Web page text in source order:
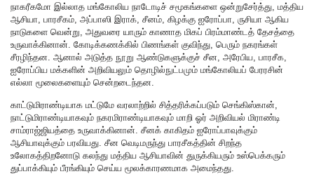
நாகரீகமோ இல்லாத மங்கோலிய நாடோடிச் சமூகங்களை ஒன்றுசேர்த்து, மத்திய
ஆசியா, பாரசீகம், அப்பாஸி இராக், சீனம், கிழக்கு ஐரோப்பா, ருசியா ஆகிய
நாடுகளை வென்று, அதுவரை யாரும் காணாத மிகப் பிரம்மாண்டத் தேசத்தை
உருவாக்கினான். கோடிக்கணக்கில் பிணங்கள் குவிந்து, பெரும் நகரங்கள்
சீரழிந்தன. ஆனால் அடுத்த நூறு ஆண்டுகளுக்குச் சீன, அரேபிய, பாரசீக,
ஐரோப்பிய மக்களின் அறிவியலும் தொழில்நுட்பமும் மங்கோலியப் பேரரசின்
எல்லா மூலைகளையும் சென்றடைந்தன.
காட்டுமிராண்டியாக மட்டுமே வரலாற்றில் சித்தரிக்கப்படும் செங்கிஸ்கான்,
நாட்டுமிராண்டியாகவும் நகரமிராண்டியாகவும் மாறி ஓர் அறிவியல் மிராண்டி
சாம்ராஜ்ஜியத்தை உருவாக்கினான். சீனக் காகிதம் ஐரோப்பாவுக்கும்
ஆசியாவுக்கும் பரவியது. சீன வெடிமருந்து பாரசீகத்தின் சிறந்த
உலோகத்திறனோடு கலந்து மத்திய ஆசியாவின் துருக்கியரும் உஸ்பெக்கரும்
துப்பாக்கியும் பீரங்கியும் செய்ய மூலக்காரணமாக அமைந்தது.